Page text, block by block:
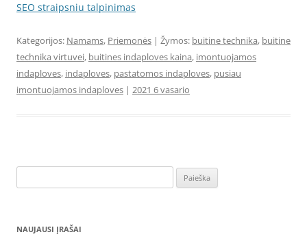
SEO straipsniu talpinimas
Kategorijos: Namams, Priemonės | Žymos: buitine technika, buitine
technika virtuvei, buitines indaploves kaina, imontuojamos
indaploves, indaploves, pastatomos indaploves, pusiau
imontuojamos indaploves | 2021 6 vasario
NAUJAUSI ĮRAŠAI